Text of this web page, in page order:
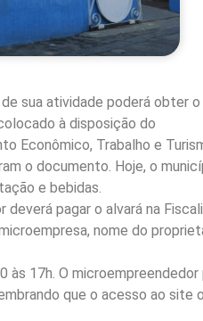
sua atividade poderá obter o
à disposição do
Econômico, Trabalho e
o documento. Hoje, o
e bebidas.
pagar o alvará na
nome do
às 17h. O microempreendedor
que o acesso ao site